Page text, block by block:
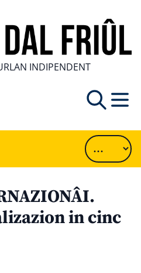
INDIPENDENT
in cinc